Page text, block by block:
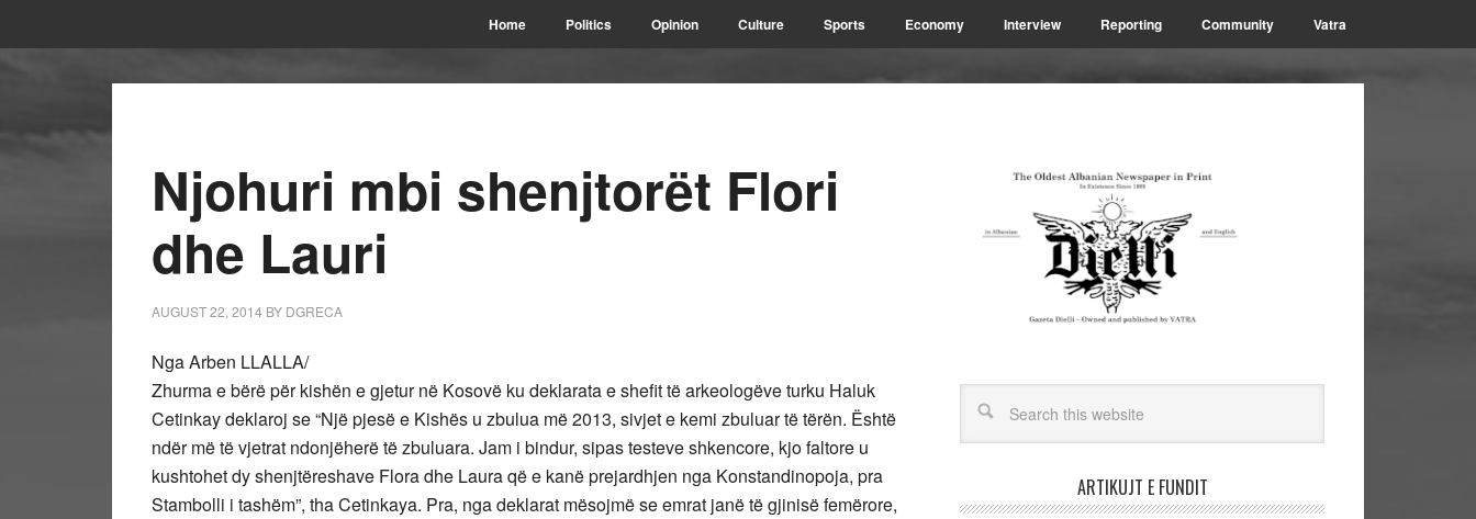
Home Politics Opinion Culture Sports Economy Interview Reporting Community Vatra
Njohuri mbi shenjtorët Flori
dhe Lauri
AUGUST 22, 2014 BY DGRECA
Nga Arben LLALLA/
Zhurma e bërë për kishën e gjetur në Kosovë ku deklarata e shefit të arkeologëve turku Haluk
Cetinkay deklaroj se “Një pjesë e Kishës u zbulua më 2013, sivjet e kemi zbuluar të tërën. Është
ndër më të vjetrat ndonjëherë të zbuluara. Jam i bindur, sipas testeve shkencore, kjo faltore u
kushtohet dy shenjtëreshave Flora dhe Laura që e kanë prejardhjen nga Konstandinopoja, pra
Stambolli i tashëm”, tha Cetinkaya. Pra, nga deklarat mësojmë se emrat janë të gjinisë femërore,
ARTIKUJT E FUNDIT